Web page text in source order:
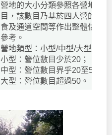
營地的大小分類參照各營地的
目，該數目乃基於四人營的尺
食及通道空間等作出整體估算
參考。
營地類型：小型/中型/大型
小型：營位數目少於20；
中型：營位數目界乎20至50；
大型：營位數目超過50。